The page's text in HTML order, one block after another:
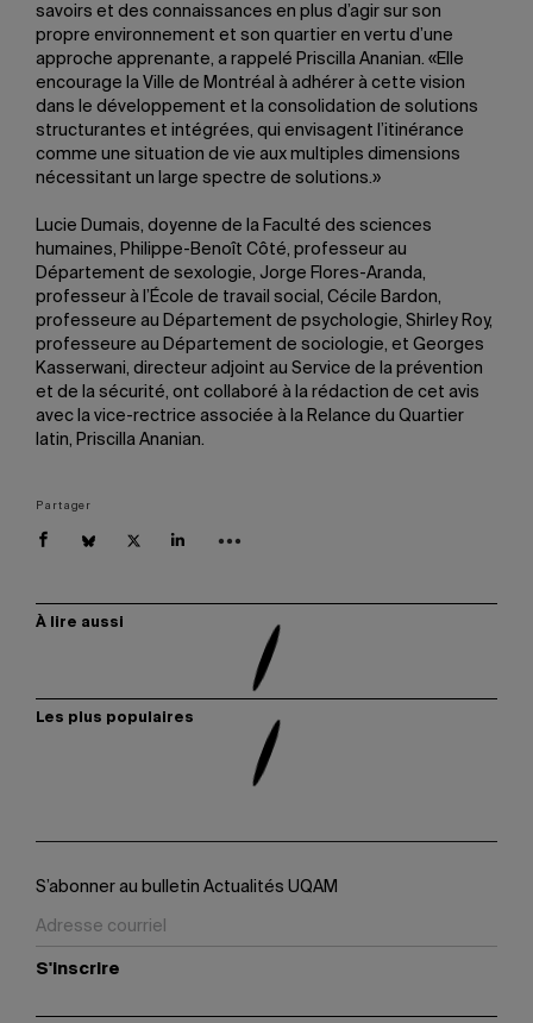
savoirs et des connaissances en plus d’agir sur son
propre environnement et son quartier en vertu d’une
approche apprenante, a rappelé Priscilla Ananian. «Elle
encourage la Ville de Montréal à adhérer à cette vision
dans le développement et la consolidation de solutions
structurantes et intégrées, qui envisagent l’itinérance
comme une situation de vie aux multiples dimensions
nécessitant un large spectre de solutions.»
Lucie Dumais, doyenne de la Faculté des sciences
humaines, Philippe-Benoît Côté, professeur au
Département de sexologie, Jorge Flores-Aranda,
professeur à l’École de travail social, Cécile Bardon,
professeure au Département de psychologie, Shirley Roy,
professeure au Département de sociologie, et Georges
Kasserwani, directeur adjoint au Service de la prévention
et de la sécurité, ont collaboré à la rédaction de cet avis
avec la vice-rectrice associée à la Relance du Quartier
latin, Priscilla Ananian.
Partager
À lire aussi
Les plus populaires
S’abonner au bulletin Actualités UQAM
S'inscrire